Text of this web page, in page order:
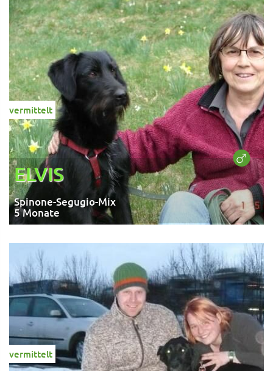
vermittelt
ELVIS
Spinone-Segugio-Mix
5 Monate
vermittelt